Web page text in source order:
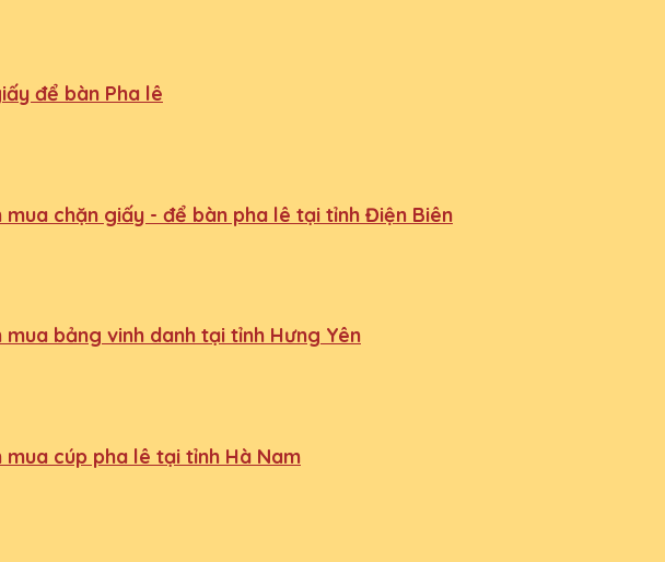
để bàn Pha lê
mua chặn giấy - để bàn pha lê tại tỉnh Điện Biên
mua bảng vinh danh tại tỉnh Hưng Yên
mua cúp pha lê tại tỉnh Hà Nam